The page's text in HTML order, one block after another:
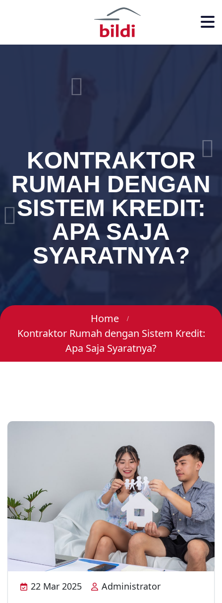
KONTRAKTOR
RUMAH DENGAN
SISTEM KREDIT:
APA SAJA
SYARATNYA?
Home
Kontraktor Rumah dengan Sistem Kredit:
Apa Saja Syaratnya?
22 Mar 2025 Administrator